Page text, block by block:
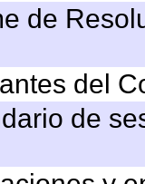
de
del
de